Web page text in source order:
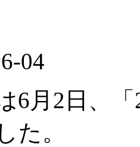
04
6月2日、
た。